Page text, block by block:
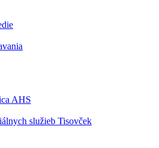
AHS
služieb Tisovček